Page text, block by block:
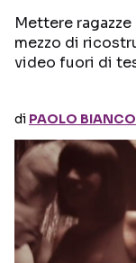
Mettere
mezzo di
video fuori di
di PAOLO BIANCO